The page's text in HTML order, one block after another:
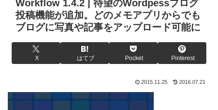
Workflow 1.4.2 | 待望のWordpessブログ
投稿機能が追加。どのメモアプリからでも
ブログに写真や記事をアップロード可能に
X はてブ Pocket Pinterest
2015.11.25 2016.07.21